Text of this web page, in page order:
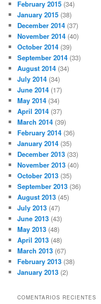
February 2015 (34)
January 2015 (38)
December 2014 (37)
November 2014 (40)
October 2014 (39)
September 2014 (33)
August 2014 (34)
July 2014 (34)
June 2014 (17)
May 2014 (34)
April 2014 (37)
March 2014 (39)
February 2014 (36)
January 2014 (35)
December 2013 (33)
November 2013 (40)
October 2013 (35)
September 2013 (36)
August 2013 (45)
July 2013 (47)
June 2013 (43)
May 2013 (48)
April 2013 (48)
March 2013 (67)
February 2013 (38)
January 2013 (2)
COMENTARIOS RECIENTES